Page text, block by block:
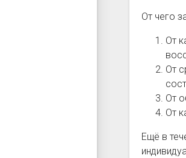
От чего
От
От
От
От
Ещё в